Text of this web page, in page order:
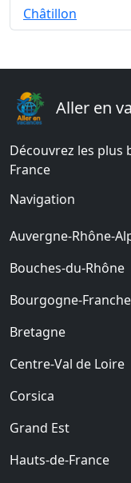
Châtillon
Aller en
Découvrez les plus
France
Navigation
Auvergne-Rhône-
Bouches-du-Rhône
Bourgogne-
Bretagne
Centre-Val de Loire
Corsica
Grand Est
Hauts-de-France